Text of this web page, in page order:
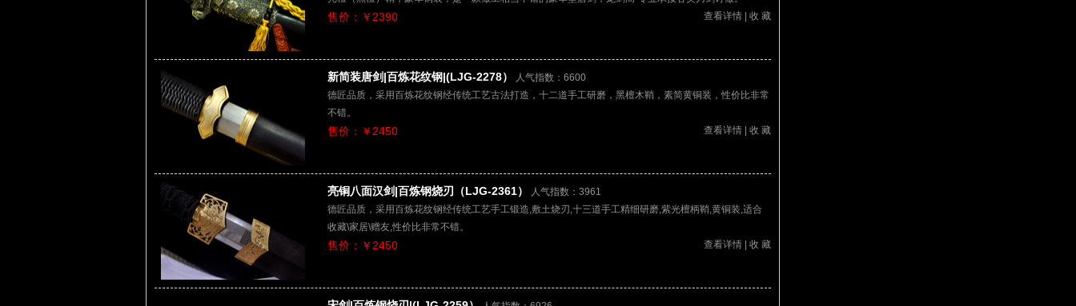
查看详情
收 藏
售价：￥2390
新简装唐剑|百炼花纹钢|(LJG-2278）
人气指数：6600
德匠品质，采用百炼花纹钢经传统工艺古法打造，十二道手工研磨，黑檀木鞘，素简黄铜装，性价比非常
不错。
查看详情
收 藏
售价：￥2450
亮铜八面汉剑|百炼钢烧刃（LJG-2361）
人气指数：3961
德匠品质，采用百炼花纹钢经传统工艺手工锻造,敷土烧刃,十三道手工精细研磨,紫光檀柄鞘,黄铜装,适合
收藏\家居\赠友,性价比非常不错。
查看详情
收 藏
售价：￥2450